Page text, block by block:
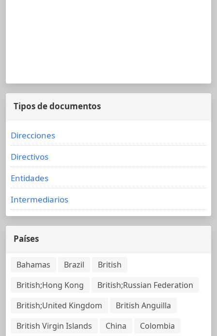
Tipos de documentos
Direcciones
Directivos
Entidades
Intermediarios
Países
Bahamas Brazil
British
British;Hong Kong
British;Russian Federation
British;United Kingdom
British Anguilla
British Virgin Islands
China
Colombia